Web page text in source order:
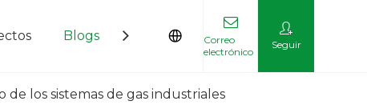
Blogs ContáctenosCorreo
electrónico
Seguir
los sistemas de gas industriales